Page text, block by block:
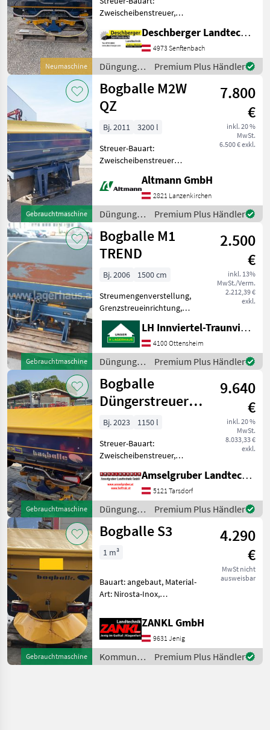
Neumaschine
Zweischeibenstreuer,
Betätigung,
Grenzstreueinrichtung,
Streumengenverstellung
Neuer Düngestreuer
Bogballe L 15 plus - 700
Liter
Deschberger Landtechnik GmbH
4973 Senftenbach
Düngung
und
Beregnung
/ Bogballe
Premium Plus Händler
Gebrauchtmaschine
Bogballe M2W
QZ
7.800
€
inkl. 20 %
MwSt.
6.500 € exkl.
Bj. 2011
3200 l
Streuer-Bauart:
Zweischeibenstreuer
Wiegedüngerstreuer Plane,
Leiter Beleuchtung Sofort
verfügbar. Fehler, Irrtümer
und Zwischenverkauf
vorbehalten
Altmann GmbH
2821 Lanzenkirchen
Düngung
und
Beregnung
/ Bogballe
Premium Plus Händler
Gebrauchtmaschine
Bogballe M1
TREND
2.500
€
inkl. 13%
MwSt./Verm.
2.212,39 €
exkl.
Bj. 2006
1500 cm
Streumengenverstellung,
Grenzstreueinrichtung,
hydr. Betätigung, Streuer-
Bauart: Tellerstreuer mit
Gelenkwelle , mit Aufsatz
mit Einfüllsieb, mit
mechanischer
Streumengen
LH Innviertel-Traunviertel-Urfahr eGen, Ottensheim
4100 Ottensheim
Düngung
und
Beregnung
/ Bogballe
Premium Plus Händler
Gebrauchtmaschine
Bogballe
Düngerstreuer L
15 Plus mit 1150
9.640
€
inkl. 20 %
MwSt.
8.033,33 €
exkl.
Bj. 2023
1150 l
Streuer-Bauart:
Zweischeibenstreuer,
BOQBALLE L 15 Plus 1150
Liter Inhalt • Hydraulische
Bedienung • Beleuchtung
LED • A2T 10-15mt Streuflüg
Amselgruber Landtechnik GmbH
5121 Tarsdorf
Düngung
und
Beregnung
/ Bogballe
Premium Plus Händler
Gebrauchtmaschine
Bogballe S3
4.290
€
MwSt nicht
ausweisbar
1 m³
Bauart: angebaut, Material-
Art: Nirosta-Inox,
hydraulisch, Rührwelle,
Lichtanlage, Abdeckplane
Bogballe Streuer Standort:
9631 Jenig 7 - Bogball
ZANKL GmbH
9631 Jenig
Kommunalgeräte
/ Bogballe
Premium Plus Händler